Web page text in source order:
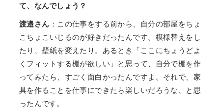
て、なんでしょう？
渡邉さん ：この仕事をする前から、自分の部屋をちょ
こちょこいじるのが好きだったんです。模様替えをし
たり、壁紙を変えたり。あるとき「ここにちょうどよ
くフィットする棚が欲しい」と思って、自分で棚を作
ってみたら、すごく面白かったんですよ。それで、家
具を作ることを仕事にできたら楽しいだろうな、と思
ったんです。